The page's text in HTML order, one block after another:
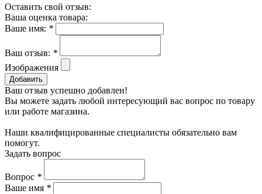
Оставить свой отзыв:
Ваша оценка товара:
Ваше имя: *
Ваш отзыв: *
Изображения
Добавить
Ваш отзыв успешно добавлен!
Вы можете задать любой интересующий вас вопрос по товару
или работе магазина.
Наши квалифицированные специалисты обязательно вам
помогут.
Задать вопрос
Вопрос *
Ваше имя *